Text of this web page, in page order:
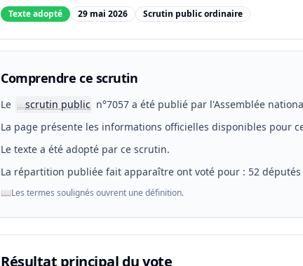
Texte adopté 29 mai 2026 Scrutin public ordinaire
Comprendre ce scrutin
Le 📖scrutin public n°7057 a été publié par l'Assemblée
La page présente les informations officielles disponibles pour
Le texte a été adopté par ce scrutin.
La répartition publiée fait apparaître ont voté pour : 52 députés
📖Les termes soulignés ouvrent une définition.
Résultat principal du vote